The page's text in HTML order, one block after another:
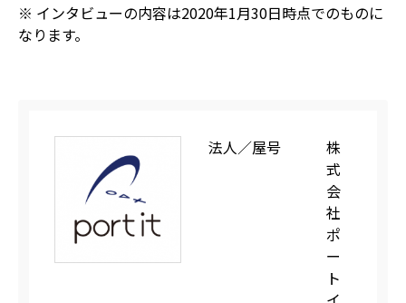
※ インタビューの内容は2020年1月30日時点でのものに
なります。
法人／屋号
株
式
会
社
ポ
ー
ト